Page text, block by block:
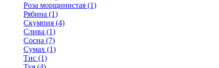
Роза морщинистая (1)
Рябина (1)
Скумпия (4)
Слива (1)
Сосна (7)
Сумах (1)
Тис (1)